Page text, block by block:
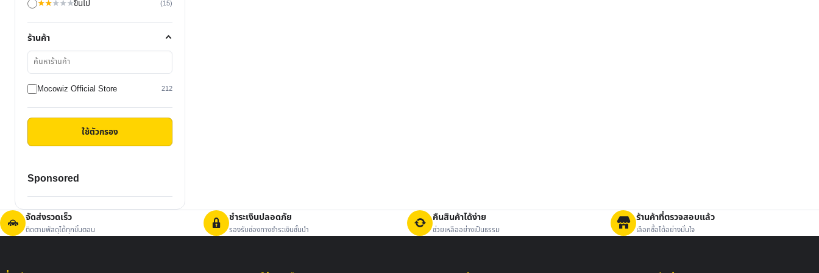
★★★★★ขึ้นไป (15)
ร้านค้า
ค้นหา
ร้าน
ค้าMocowiz Official Store 212
ใช้ตัวกรอง
Sponsored
จัดส่งรวดเร็ว
ติดตามพัสดุได้ทุกขั้นตอน
ชำระเงินปลอดภัย
รองรับช่องทางชำระเงินชั้นนำ
คืนสินค้าได้ง่าย
ช่วยเหลืออย่างเป็นธรรม
ร้านค้าที่ตรวจสอบแล้ว
เลือกซื้อได้อย่างมั่นใจ